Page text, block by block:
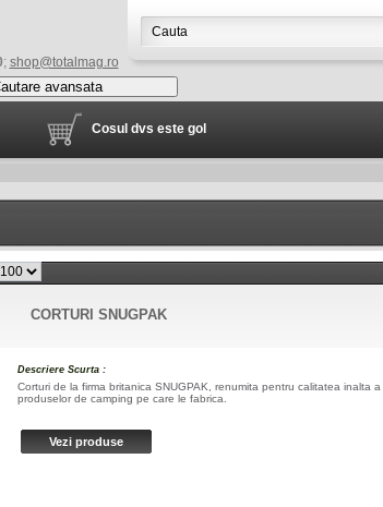
; shop@totalmag.ro
avansata
Cosul dvs este gol
CORTURI SNUGPAK
Descriere Scurta :
Corturi de la firma britanica SNUGPAK, renumita pentru calitatea inalta a
produselor de camping pe care le fabrica.